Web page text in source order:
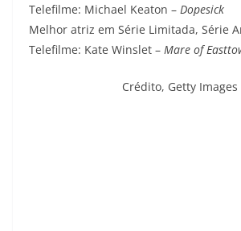
Telefilme: Michael Keaton – Dopesick
Melhor atriz em Série Limitada, Série
Telefilme: Kate Winslet – Mare of
Crédito, Getty Images